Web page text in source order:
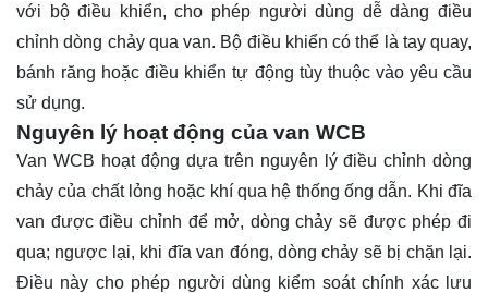
với bộ điều khiển, cho phép người dùng dễ dàng điều
chỉnh dòng chảy qua van. Bộ điều khiển có thể là tay quay,
bánh răng hoặc điều khiển tự động tùy thuộc vào yêu cầu
sử dụng.
Nguyên lý hoạt động của van WCB
Van WCB hoạt động dựa trên nguyên lý điều chỉnh dòng
chảy của chất lỏng hoặc khí qua hệ thống ống dẫn. Khi đĩa
van được điều chỉnh để mở, dòng chảy sẽ được phép đi
qua; ngược lại, khi đĩa van đóng, dòng chảy sẽ bị chặn lại.
Điều này cho phép người dùng kiểm soát chính xác lưu